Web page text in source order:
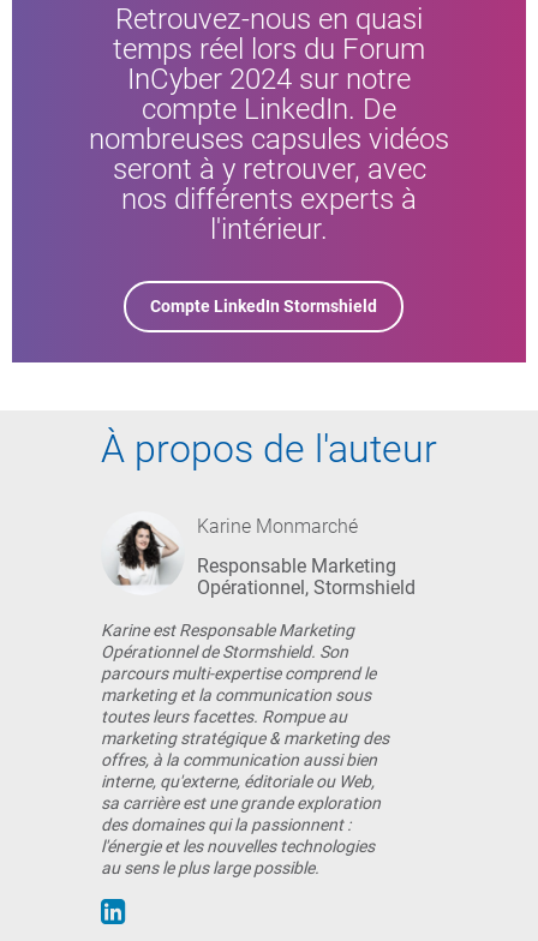
Retrouvez-nous en quasi
temps réel lors du Forum
InCyber 2024 sur notre
compte LinkedIn. De
nombreuses capsules vidéos
seront à y retrouver, avec
nos différents experts à
l'intérieur.
Compte LinkedIn Stormshield
À propos de l'auteur
Karine Monmarché
Responsable Marketing
Opérationnel, Stormshield
Karine est Responsable Marketing
Opérationnel de Stormshield. Son
parcours multi-expertise comprend le
marketing et la communication sous
toutes leurs facettes. Rompue au
marketing stratégique & marketing des
offres, à la communication aussi bien
interne, qu'externe, éditoriale ou Web,
sa carrière est une grande exploration
des domaines qui la passionnent :
l'énergie et les nouvelles technologies
au sens le plus large possible.